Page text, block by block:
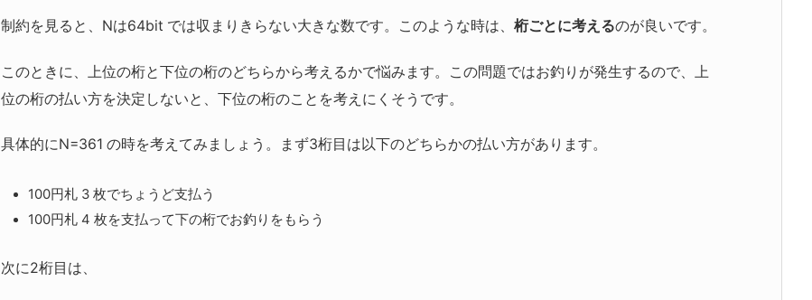
制約を見ると、Nは64bit では収まりきらない大きな数です。このような時は、 桁ごとに考えるのが良いです。
このときに、上位の桁と下位の桁のどちらから考えるかで悩みます。この問題ではお釣りが発生するので、上
位の桁の払い方を決定しないと、下位の桁のことを考えにくそうです。
具体的にN=361 の時を考えてみましょう。まず3桁目は以下のどちらかの払い方があります。
100円札 3 枚でちょうど支払う
100円札 4 枚を支払って下の桁でお釣りをもらう
次に2桁目は、